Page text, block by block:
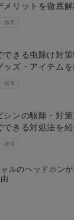
雑草
メリットを徹底解
雑草
できる虫除け対
ッズ・アイテムを
雑草
シンの駆除・対
できる対処法を紹
ルのヘッドホン